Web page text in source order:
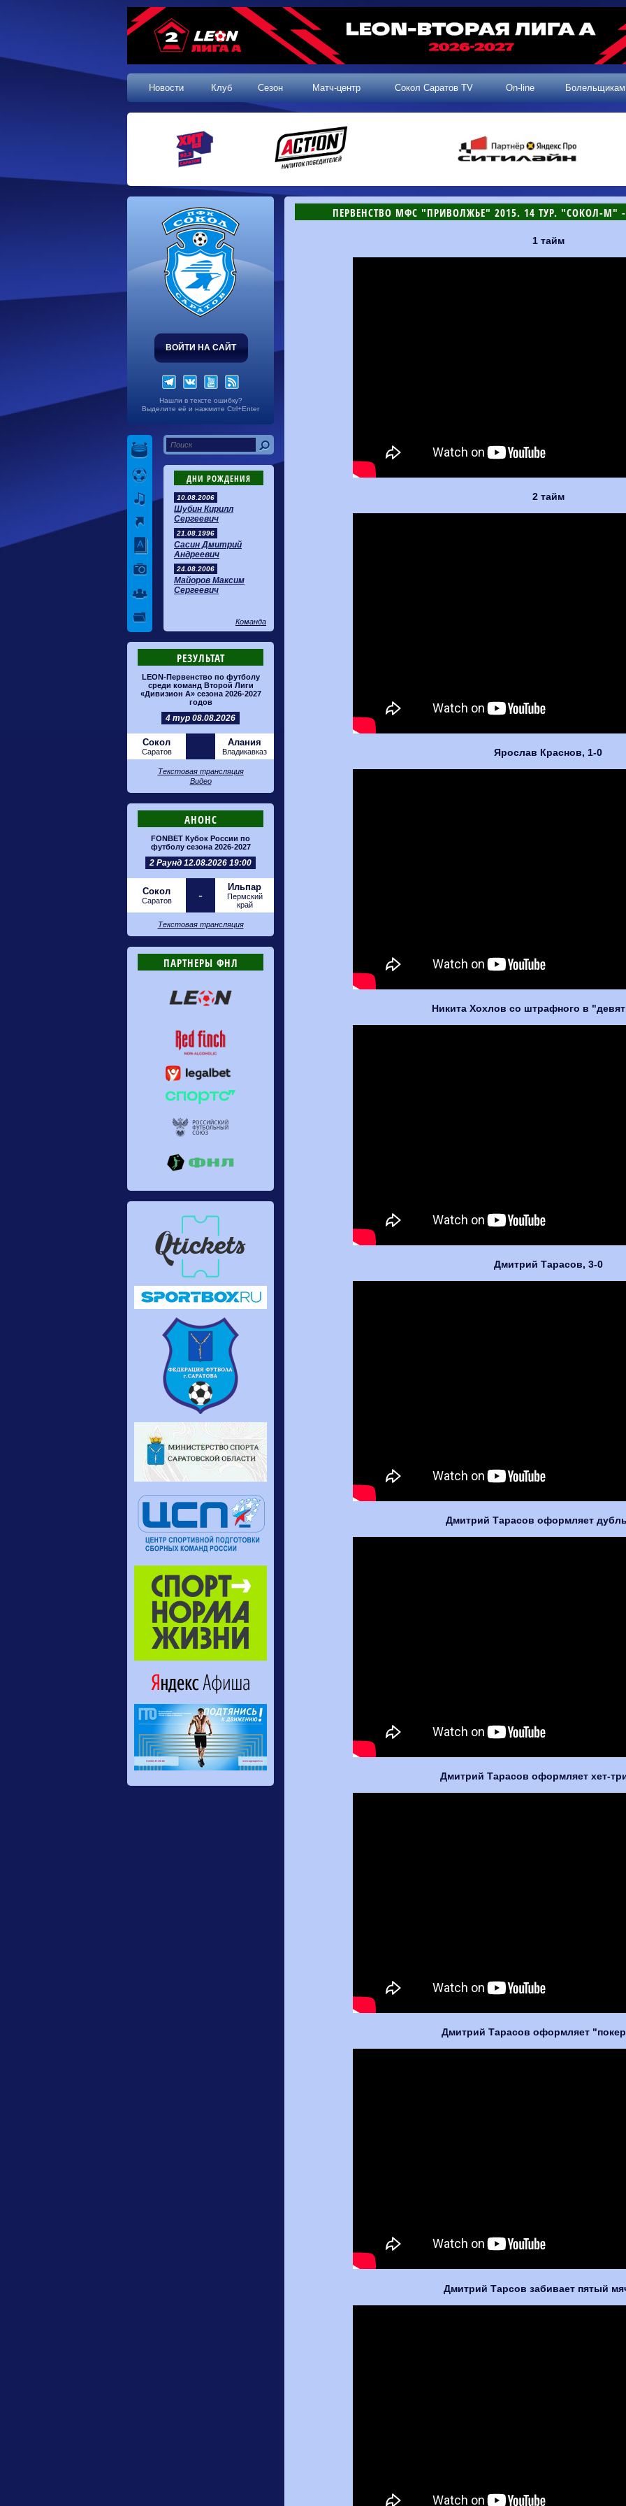
Новости Клуб Сезон Матч-центр Сокол Саратов TV On-line Болельщикам
ВОЙТИ НА САЙТ
Нашли в тексте ошибку?
Выделите её и нажмите Ctrl+Enter
ДНИ РОЖДЕНИЯ
10.08.2006
Шубин Кирилл
Сергеевич
21.08.1996
Сасин Дмитрий
Андреевич
24.08.2006
Майоров Максим
Сергеевич
Команда
РЕЗУЛЬТАТ
LEON-Первенство по футболу
среди команд Второй Лиги
«Дивизион А» сезона 2026-2027
годов
4 тур 08.08.2026
Сокол
Саратов
Алания
Владикавказ
Текстовая трансляция
Видео
АНОНС
FONBET Кубок России по
футболу сезона 2026-2027
2 Раунд 12.08.2026 19:00
Сокол
Саратов -
Ильпар
Пермский
край
Текстовая трансляция
ПАРТНЕРЫ ФНЛ
ПЕРВЕНСТВО МФС "ПРИВОЛЖЬЕ" 2015. 14 ТУР. "СОКОЛ-М"
1 тайм
2 тайм
Ярослав Краснов, 1-0
Никита Хохлов со штрафного в
Дмитрий Тарасов, 3-0
Дмитрий Тарасов оформляет
Дмитрий Тарасов оформляет хет-
Дмитрий Тарасов оформляет
Дмитрий Тарсов забивает пятый